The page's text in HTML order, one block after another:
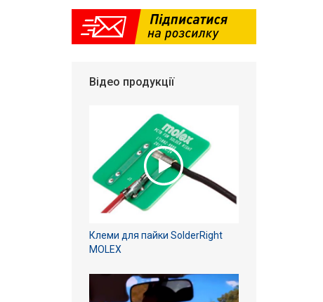
Відео продукції
Клеми для пайки SolderRight
MOLEX